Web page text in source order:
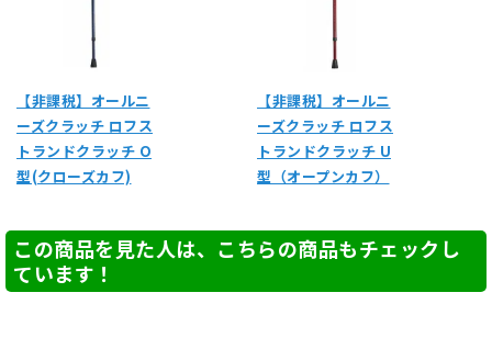
【非課税】オールニ
ーズクラッチ ロフス
トランドクラッチ O
型(クローズカフ)
【非課税】オールニ
ーズクラッチ ロフス
トランドクラッチ U
型（オープンカフ）
この商品を見た人は、こちらの商品もチェックし
ています！